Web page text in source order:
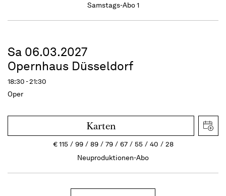
Samstags-Abo 1
Sa 06.03.2027
Opernhaus Düsseldorf
18:30 - 21:30
Oper
Karten
€115 99 89 79 67 55 40
28
Neuproduktionen-Abo